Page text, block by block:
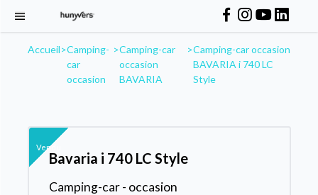
Accueil>Camping-
car
occasion
>Camping-car
occasion
BAVARIA
>Camping-car occasion
BAVARIA i 740 LC
Style
Vendu
Bavaria i 740 LC Style
Camping-car - occasion